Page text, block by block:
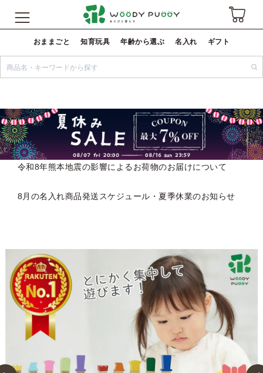
おままごと 知育玩具 年齢から選ぶ 名入れ ギフト
令和8年熊本地震の影響によるお荷物のお届けについて
8月の名入れ商品発送スケジュール・夏季休業のお知らせ